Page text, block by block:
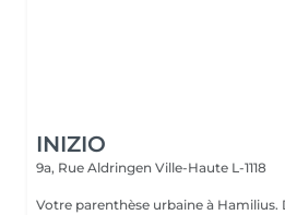
INIZIO
9a, Rue Aldringen Ville-Haute L-1118
Votre parenthèse urbaine à Hamilius.